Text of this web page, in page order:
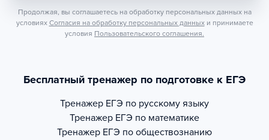
Продолжая, вы соглашаетесь на обработку персональных данных на
условиях Согласия на обработку персональных данных и принимаете
условия Пользовательского соглашения.
Бесплатный тренажер по подготовке к ЕГЭ
Тренажер ЕГЭ по русскому языку
Тренажер ЕГЭ по математике
Тренажер ЕГЭ по обществознанию